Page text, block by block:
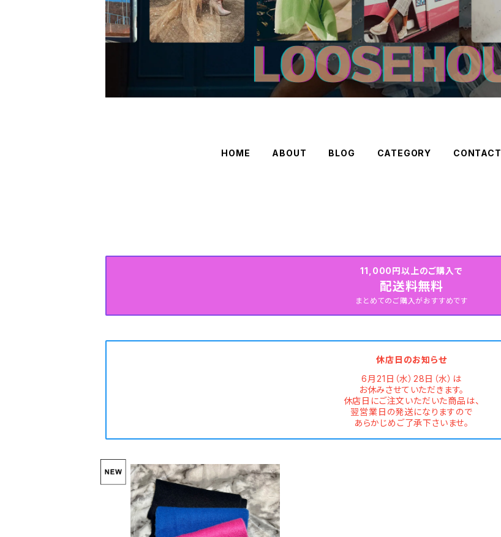
HOME ABOUT BLOG CATEGORY CONTACT
11,000円以上のご購入で
配送料無料
まとめてのご購入がおすすめです
休店日のお知らせ
6月21日（水）28日（水）は
お休みさせていただきます。
休店日にご注文いただいた商品は、
翌営業日の発送になりますので
あらかじめご了承下さいませ。